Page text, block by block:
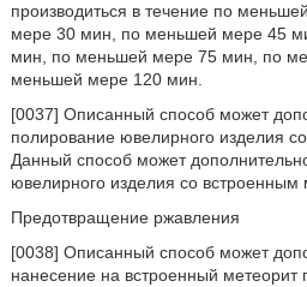
производиться в течение по
мере 30 мин, по меньшей мере 45
мин, по меньшей мере 75 мин, по
меньшей мере 120 мин.
[0037] Описанный способ может
полирование ювелирного изделия
Данный способ может
ювелирного изделия со встроенным
Предотвращение ржавления
[0038] Описанный способ может
нанесение на встроенный метеорит